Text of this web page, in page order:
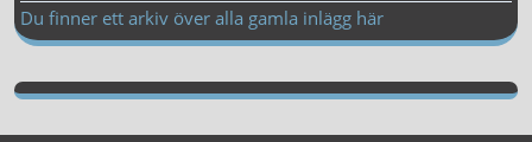
Du finner ett arkiv över alla gamla inlägg här